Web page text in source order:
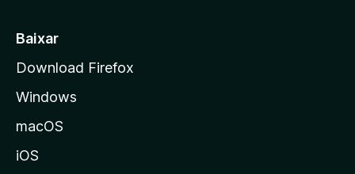
a
d
a
z
Baixar
Download Firefox
Windows
macOS
iOS